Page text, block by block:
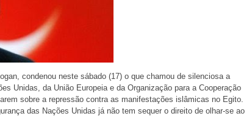
condenou neste sábado (17) o que chamou de silenciosa a
Unidas, da União Europeia e da Organização para a Cooperação
sobre a repressão contra as manifestações islâmicas no Egito.
das Nações Unidas já não tem sequer o direito de olhar-se ao